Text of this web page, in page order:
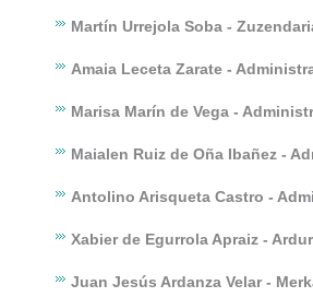
Martín Urrejola Soba -
Amaia Leceta Zarate -
Marisa Marín de Vega -
Maialen Ruiz de Oña Ibañez -
Antolino Arisqueta Castro -
Xabier de Egurrola Apraiz -
Juan Jesús Ardanza Velar -